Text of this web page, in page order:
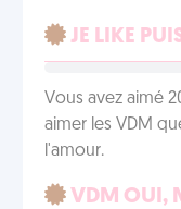
JE LIKE
Vous avez aimé
aimer les VDM
l'amour.
VDM OUI,